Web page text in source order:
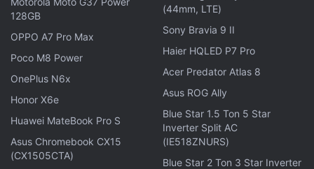
128GB
OPPO A7 Pro Max
Poco M8 Power
OnePlus N6x
Honor X6e
Huawei MateBook Pro S
Asus Chromebook CX15
(CX1505CTA)
(44mm, LTE)
Sony Bravia 9 II
Haier HQLED P7 Pro
Acer Predator Atlas 8
Asus ROG Ally
Blue Star 1.5 Ton 5 Star
Inverter Split AC
(IE518ZNURS)
Blue Star 2 Ton 3 Star Inverter